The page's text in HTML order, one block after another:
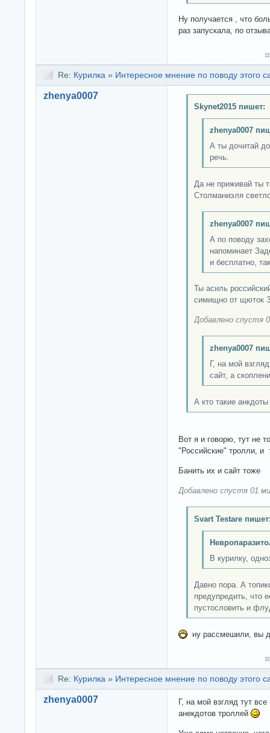
Ну получается , что
раз запускала, по
Re: Курилка » Интересное мнение по поводу этого
zhenya0007
Skynet2015 пишет:
zhenya0007
А ты дочитай
речь.
Да не приживай ты
Столманиэля
zhenya0007
А по поводу
напоминает
и бесплатно,
Ты асиль
симищно от щюток
Добавлено спустя
zhenya0007
Г, на мой
сайт, а
А кто такие
Вот я и говорю, тут не
"Российские" тролли, и
Банить их и сайт тоже
Добавлено спустя 01
Svart Testare
В курилку,
Давно пора. А
предупредить, что
пустословить и
ну рассмешили, вы
Re: Курилка » Интересное мнение по поводу этого
zhenya0007
Г, на мой взгляд тут
анекдотов троллей